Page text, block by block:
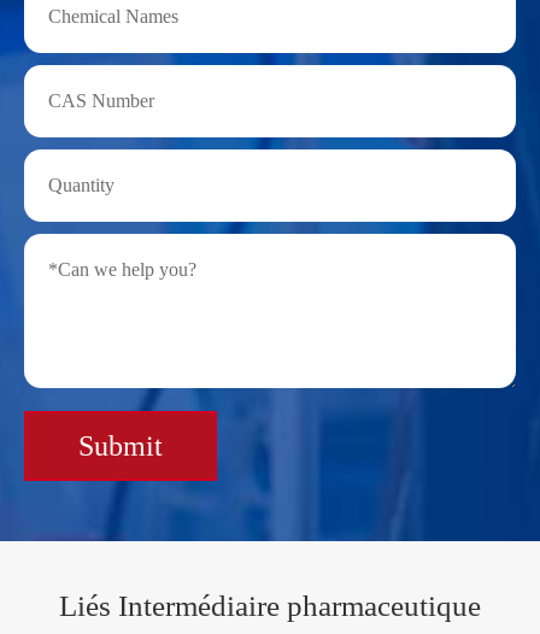
Submit
Liés Intermédiaire pharmaceutique